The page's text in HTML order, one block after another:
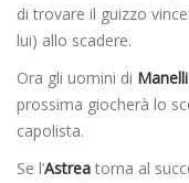
di trovare il guizzo
lui) allo scadere.
Ora gli uomini di Manelli
prossima giocherà lo
capolista.
Se l’Astrea torna al